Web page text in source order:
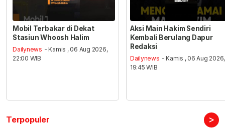
Mobil Terbakar di Dekat
Stasiun Whoosh Halim
Dailynews - Kamis , 06 Aug 2026,
22:00 WIB
Aksi Main Hakim Sendiri
Kembali Berulang Dapur
Redaksi
Dailynews - Kamis , 06 Aug 2026,
19:45 WIB
Terpopuler >